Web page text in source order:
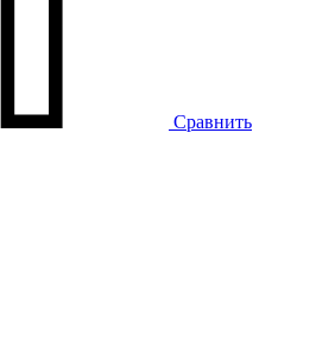
Сравнить